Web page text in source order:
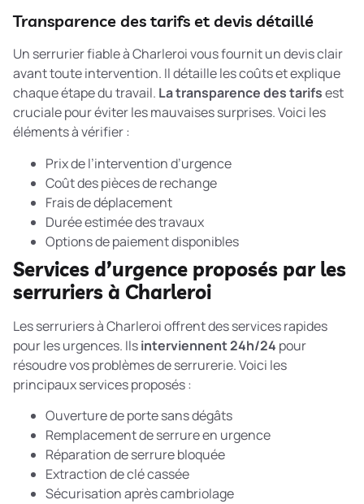
Transparence des tarifs et devis détaillé
Un serrurier fiable à Charleroi vous fournit un devis clair
avant toute intervention. Il détaille les coûts et explique
chaque étape du travail. La transparence des tarifsest
cruciale pour éviter les mauvaises surprises. Voici les
éléments à vérifier :
Prix de l’intervention d’urgence
Coût des pièces de rechange
Frais de déplacement
Durée estimée des travaux
Options de paiement disponibles
Services d’urgence proposés par les
serruriers à Charleroi
Les serruriers à Charleroi offrent des services rapides
pour les urgences. Ilsinterviennent 24h/24 pour
résoudre vos problèmes de serrurerie. Voici les
principaux services proposés :
Ouverture de porte sans dégâts
Remplacement de serrure en urgence
Réparation de serrure bloquée
Extraction de clé cassée
Sécurisation après cambriolage